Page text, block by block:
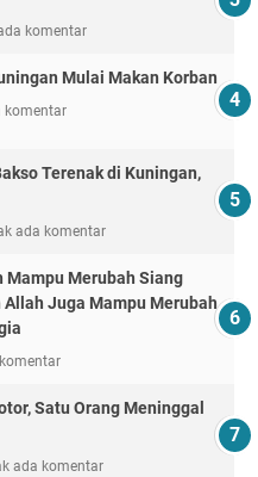
komentar
Mulai Makan Korban
komentar
Terenak di Kuningan,
ada komentar
Mampu Merubah Siang
Juga Mampu Merubah
Satu Orang Meninggal
ada komentar